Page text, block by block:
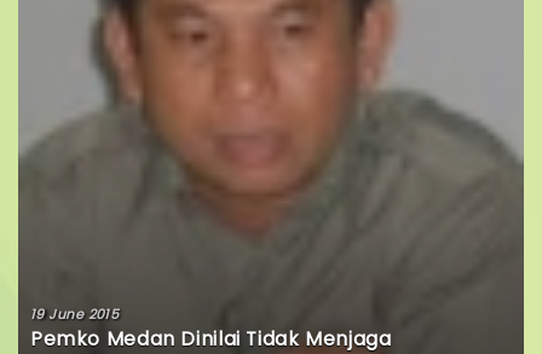
19 June 2015
Pemko Medan Dinilai Tidak Menjaga